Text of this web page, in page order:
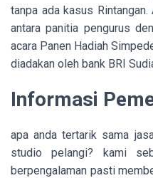
tanpa ada kasus
antara panitia pengurus
acara Panen Hadiah
diadakan oleh bank BRI
Informasi
apa anda tertarik sama
studio pelangi? kami
berpengalaman pasti